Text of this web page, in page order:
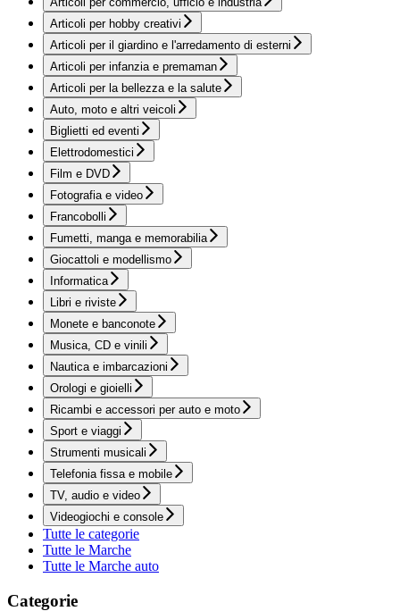
Articoli per hobby creativi
Articoli per il giardino e l'arredamento di esterni
Articoli per infanzia e premaman
Articoli per la bellezza e la salute
Auto, moto e altri veicoli
Biglietti ed eventi
Elettrodomestici
Film e DVD
Fotografia e video
Francobolli
Fumetti, manga e memorabilia
Giocattoli e modellismo
Informatica
Libri e riviste
Monete e banconote
Musica, CD e vinili
Nautica e imbarcazioni
Orologi e gioielli
Ricambi e accessori per auto e moto
Sport e viaggi
Strumenti musicali
Telefonia fissa e mobile
TV, audio e video
Videogiochi e console
Tutte le categorie
Tutte le Marche
Tutte le Marche auto
Categorie